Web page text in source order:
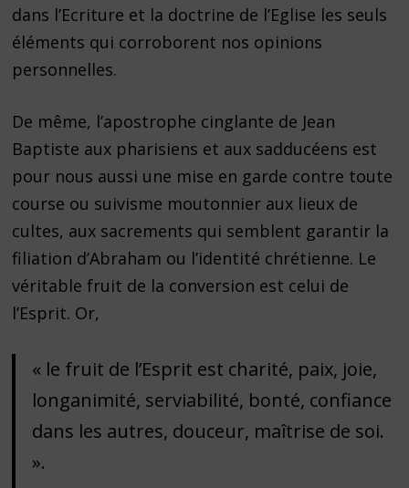
dans l’Ecriture et la doctrine de l’Eglise les seuls
éléments qui corroborent nos opinions
personnelles.
De même, l’apostrophe cinglante de Jean
Baptiste aux pharisiens et aux sadducéens est
pour nous aussi une mise en garde contre toute
course ou suivisme moutonnier aux lieux de
cultes, aux sacrements qui semblent garantir la
filiation d’Abraham ou l’identité chrétienne. Le
véritable fruit de la conversion est celui de
l’Esprit. Or,
« le fruit de l’Esprit est charité, paix, joie,
longanimité, serviabilité, bonté, confiance
dans les autres, douceur, maîtrise de soi.
».